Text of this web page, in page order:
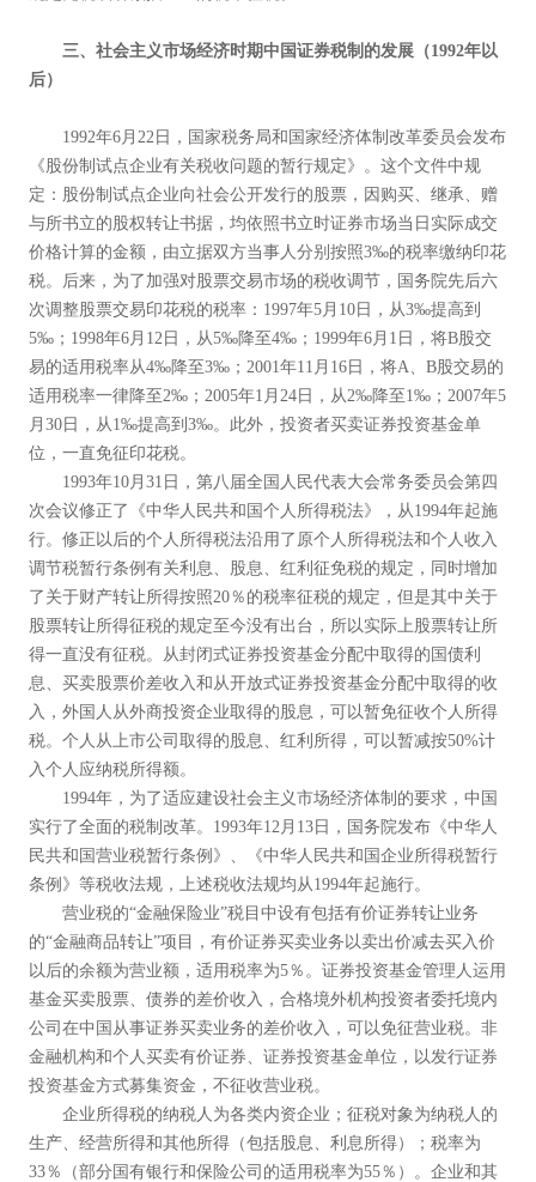
三、社会主义市场经济时期中国证券税制的发展（1992年以
后）
1992年6月22日，国家税务局和国家经济体制改革委员会发布
《股份制试点企业有关税收问题的暂行规定》。这个文件中规
定：股份制试点企业向社会公开发行的股票，因购买、继承、赠
与所书立的股权转让书据，均依照书立时证券市场当日实际成交
价格计算的金额，由立据双方当事人分别按照3‰的税率缴纳印花
税。后来，为了加强对股票交易市场的税收调节，国务院先后六
次调整股票交易印花税的税率：1997年5月10日，从3‰提高到
5‰；1998年6月12日，从5‰降至4‰；1999年6月1日，将B股交
易的适用税率从4‰降至3‰；2001年11月16日，将A、B股交易的
适用税率一律降至2‰；2005年1月24日，从2‰降至1‰；2007年5
月30日，从1‰提高到3‰。此外，投资者买卖证券投资基金单
位，一直免征印花税。
1993年10月31日，第八届全国人民代表大会常务委员会第四
次会议修正了《中华人民共和国个人所得税法》，从1994年起施
行。修正以后的个人所得税法沿用了原个人所得税法和个人收入
调节税暂行条例有关利息、股息、红利征免税的规定，同时增加
了关于财产转让所得按照20％的税率征税的规定，但是其中关于
股票转让所得征税的规定至今没有出台，所以实际上股票转让所
得一直没有征税。从封闭式证券投资基金分配中取得的国债利
息、买卖股票价差收入和从开放式证券投资基金分配中取得的收
入，外国人从外商投资企业取得的股息，可以暂免征收个人所得
税。个人从上市公司取得的股息、红利所得，可以暂减按50%计
入个人应纳税所得额。
1994年，为了适应建设社会主义市场经济体制的要求，中国
实行了全面的税制改革。1993年12月13日，国务院发布《中华人
民共和国营业税暂行条例》、《中华人民共和国企业所得税暂行
条例》等税收法规，上述税收法规均从1994年起施行。
营业税的“金融保险业”税目中设有包括有价证券转让业务
的“金融商品转让”项目，有价证券买卖业务以卖出价减去买入价
以后的余额为营业额，适用税率为5％。证券投资基金管理人运用
基金买卖股票、债券的差价收入，合格境外机构投资者委托境内
公司在中国从事证券买卖业务的差价收入，可以免征营业税。非
金融机构和个人买卖有价证券、证券投资基金单位，以发行证券
投资基金方式募集资金，不征收营业税。
企业所得税的纳税人为各类内资企业；征税对象为纳税人的
生产、经营所得和其他所得（包括股息、利息所得）；税率为
33％（部分国有银行和保险公司的适用税率为55％）。企业和其